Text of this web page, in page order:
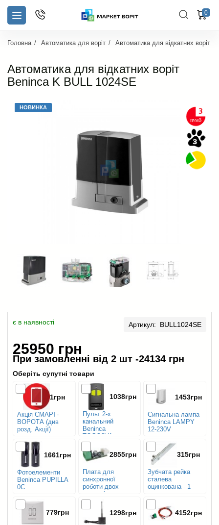
0
Головна Автоматика для воріт Автоматика для відкатних воріт
Автоматика для відкатних воріт
Beninca K BULL 1024SE
НОВИНКА
є в наявності Артикул: BULL1024SE
25950 грн
При замовленні від 2 шт -24134 грн
Оберіть супутні товари
Акція СМАРТ-
ВОРОТА (див
розд. Акції)
1грн
Пульт 2-х
канальний
Beninca
TOGO2VA
1038грн
Сигнальна лампа
Beninca LAMPY
12-230V
1453грн
Фотоелементи
Beninca PUPILLA
0C
1661грн
Плата для
синхронної
роботи двох
приводів або
шлагбаумів
Beninca SIS
2855грн
Зубчата рейка
сталева
оцинкована - 1
315грн
779грн 1298грн 4152грн